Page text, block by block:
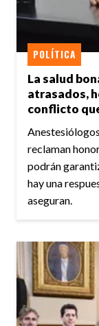
La salud
atrasados,
conflicto
POLÍTICA
reclaman
podrán
hay una
aseguran.